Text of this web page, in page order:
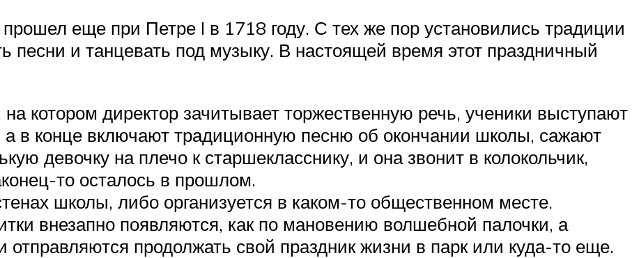
еще при Петре I в 1718 году. С тех же пор установились традиции
песни и танцевать под музыку. В настоящей время этот праздничный
котором директор зачитывает торжественную речь, ученики выступают
а в конце включают традиционную песню об окончании школы, сажают
девочку на плечо к старшекласснику, и она звонит в колокольчик,
то осталось в прошлом.
школы, либо организуется в каком-то общественном месте.
внезапно появляются, как по мановению волшебной палочки, а
продолжать свой праздник жизни в парк или куда-то еще.